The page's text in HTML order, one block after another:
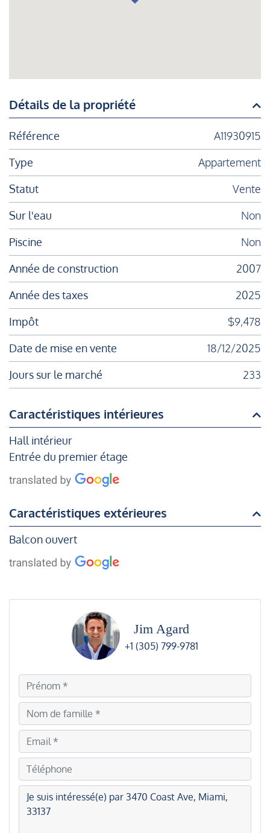
Détails de la propriété
Référence
A11930915
Type
Appartement
Statut
Vente
Sur l'eau
Non
Piscine
Non
Année de construction
2007
Année des taxes
2025
Impôt
$9,478
Date de mise en vente
18/12/2025
Jours sur le marché
233
Caractéristiques intérieures
Hall intérieur
Entrée du premier étage
Caractéristiques extérieures
Balcon ouvert
Jim Agard
+1 (305) 799-9781